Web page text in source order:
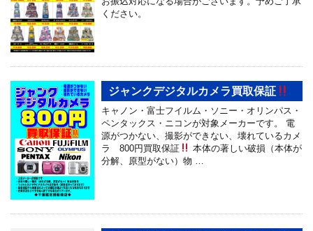
ください。
ジャンクデジタルカメラ買取保証
キャノン・富士フイルム・ソニー・オリンパス・
ペンタックス・ニコンが対象メーカーです。 電
源がつかない、撮影ができない、壊れているカメ
ラ 800円買取保証
本体の著しい破損（本体が
分解、原型がない）物 …